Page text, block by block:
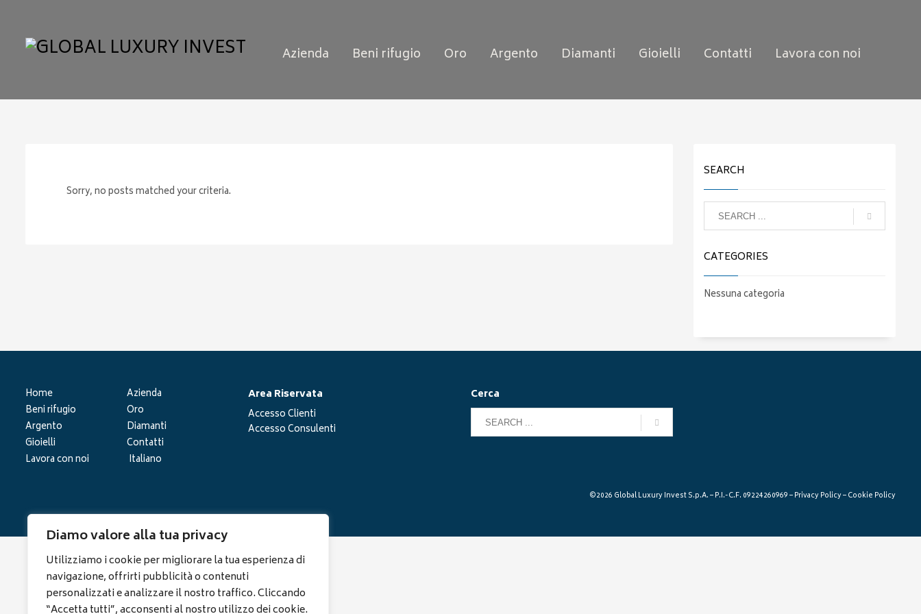
Diamo valore alla tua privacy
Utilizziamo i cookie per migliorare la tua esperienza di
navigazione, offrirti pubblicità o contenuti
personalizzati e analizzare il nostro traffico. Cliccando
“Accetta tutti”, acconsenti al nostro utilizzo dei cookie.
Azienda Beni rifugio Oro Argento Diamanti Gioielli Contatti Lavora con noi
Sorry, no posts matched your criteria.
SEARCH
CATEGORIES
Nessuna categoria
Home
Azienda
Beni rifugio
Oro
Argento
Diamanti
Gioielli
Contatti
Lavora con noi
Italiano
Area Riservata
Accesso Clienti
Accesso Consulenti
Cerca
©2026 Global Luxury Invest S.p.A. – P.I.-C.F. 09224260969 –Privacy Policy–Cookie Policy